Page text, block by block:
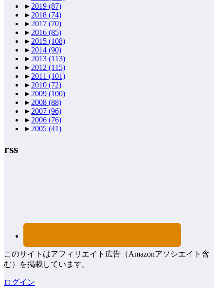
► 2019 (87)
► 2018 (74)
► 2017 (70)
► 2016 (85)
► 2015 (108)
► 2014 (90)
► 2013 (113)
► 2012 (115)
► 2011 (101)
► 2010 (72)
► 2009 (100)
► 2008 (88)
► 2007 (96)
► 2006 (76)
► 2005 (41)
rss
このサイトはアフィリエイト広告（Amazonアソシエイト含
む）を掲載しています。
ログイン